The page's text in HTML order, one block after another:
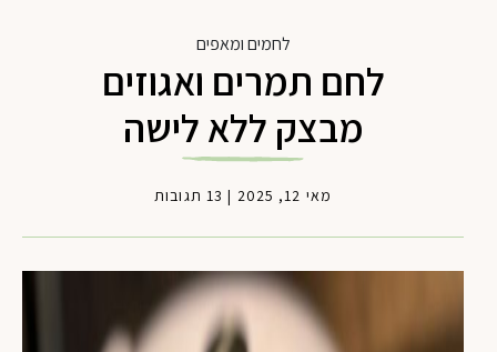
לחמים ומאפים
לחם תמרים ואגוזים
מבצק ללא לישה
מאי 12, 2025 |13 תגובות